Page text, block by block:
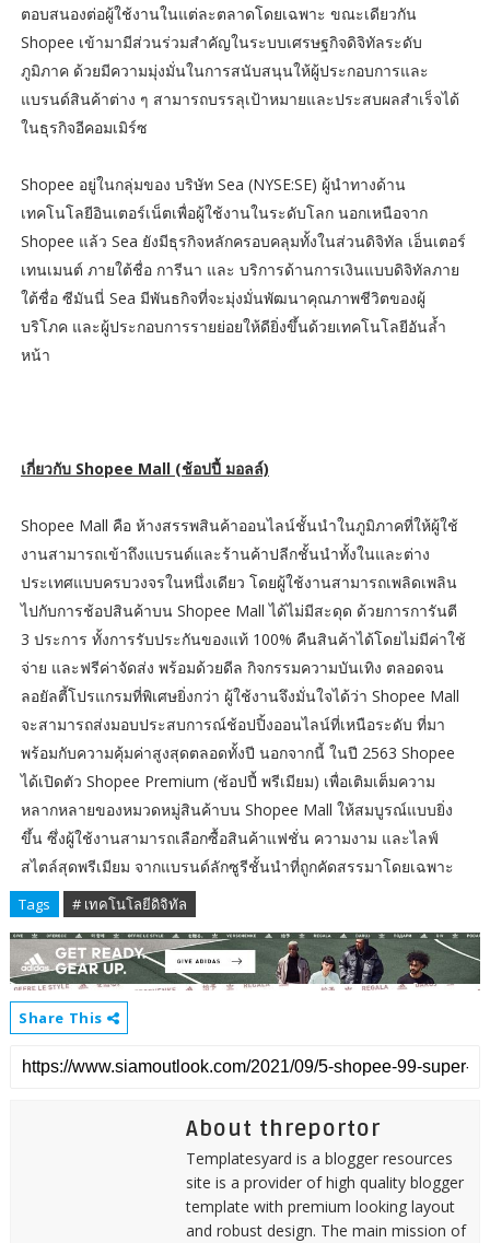
ตอบสนองต่อผู้ใช้งานในแต่ละตลาดโดยเฉพาะ ขณะเดียวกัน
Shopee เข้ามามีส่วนร่วมสำคัญในระบบเศรษฐกิจดิจิทัลระดับ
ภูมิภาค ด้วยมีความมุ่งมั่นในการสนับสนุนให้ผู้ประกอบการและ
แบรนด์สินค้าต่าง ๆ สามารถบรรลุเป้าหมายและประสบผลสำเร็จได้
ในธุรกิจอีคอมเมิร์ซ
Shopee อยู่ในกลุ่มของ บริษัท Sea (NYSE:SE) ผู้นำทางด้าน
เทคโนโลยีอินเตอร์เน็ตเพื่อผู้ใช้งานในระดับโลก นอกเหนือจาก
Shopee แล้ว Sea ยังมีธุรกิจหลักครอบคลุมทั้งในส่วนดิจิทัล เอ็นเตอร์
เทนเมนต์ ภายใต้ชื่อ การีนา และ บริการด้านการเงินแบบดิจิทัลภาย
ใต้ชื่อ ซีมันนี่ Sea มีพันธกิจที่จะมุ่งมั่นพัฒนาคุณภาพชีวิตของผู้
บริโภค และผู้ประกอบการรายย่อยให้ดียิ่งขึ้นด้วยเทคโนโลยีอันล้ำ
หน้า
เกี่ยวกับ Shopee Mall (ช้อปปี้ มอลล์)
Shopee Mall คือ ห้างสรรพสินค้าออนไลน์ชั้นนำในภูมิภาคที่ให้ผู้ใช้
งานสามารถเข้าถึงแบรนด์และร้านค้าปลีกชั้นนำทั้งในและต่าง
ประเทศแบบครบวงจรในหนึ่งเดียว โดยผู้ใช้งานสามารถเพลิดเพลิน
ไปกับการช้อปสินค้าบน Shopee Mall ได้ไม่มีสะดุด ด้วยการการันตี
3 ประการ ทั้งการรับประกันของแท้ 100% คืนสินค้าได้โดยไม่มีค่าใช้
จ่าย และฟรีค่าจัดส่ง พร้อมด้วยดีล กิจกรรมความบันเทิง ตลอดจน
ลอยัลตี้โปรแกรมที่พิเศษยิ่งกว่า ผู้ใช้งานจึงมั่นใจได้ว่า Shopee Mall
จะสามารถส่งมอบประสบการณ์ช้อปปิ้งออนไลน์ที่เหนือระดับ ที่มา
พร้อมกับความคุ้มค่าสูงสุดตลอดทั้งปี นอกจากนี้ ในปี 2563 Shopee
ได้เปิดตัว Shopee Premium (ช้อปปี้ พรีเมียม) เพื่อเติมเต็มความ
หลากหลายของหมวดหมู่สินค้าบน Shopee Mall ให้สมบูรณ์แบบยิ่ง
ขึ้น ซึ่งผู้ใช้งานสามารถเลือกซื้อสินค้าแฟชั่น ความงาม และไลฟ์
สไตล์สุดพรีเมียม จากแบรนด์ลักซูรีชั้นนำที่ถูกคัดสรรมาโดยเฉพาะ
Tags # เทคโนโลยีดิจิทัล
Share This
About threportor
Templatesyard is a blogger resources
site is a provider of high quality blogger
template with premium looking layout
and robust design. The main mission of